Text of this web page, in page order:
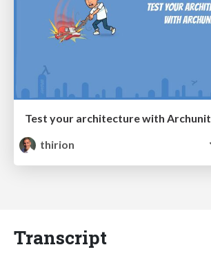
Test your architecture with Archunit
thirion
Transcript